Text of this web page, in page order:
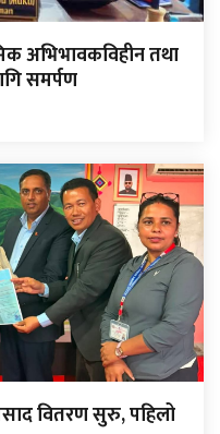
अभिभावकविहीन तथा
समर्पण
वितरण सुरु, पहिलो